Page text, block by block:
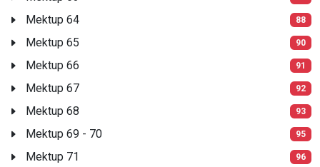
Mektup 64 88
Mektup 65 90
Mektup 66 91
Mektup 67 92
Mektup 68 93
Mektup 69 - 70 95
Mektup 71 96